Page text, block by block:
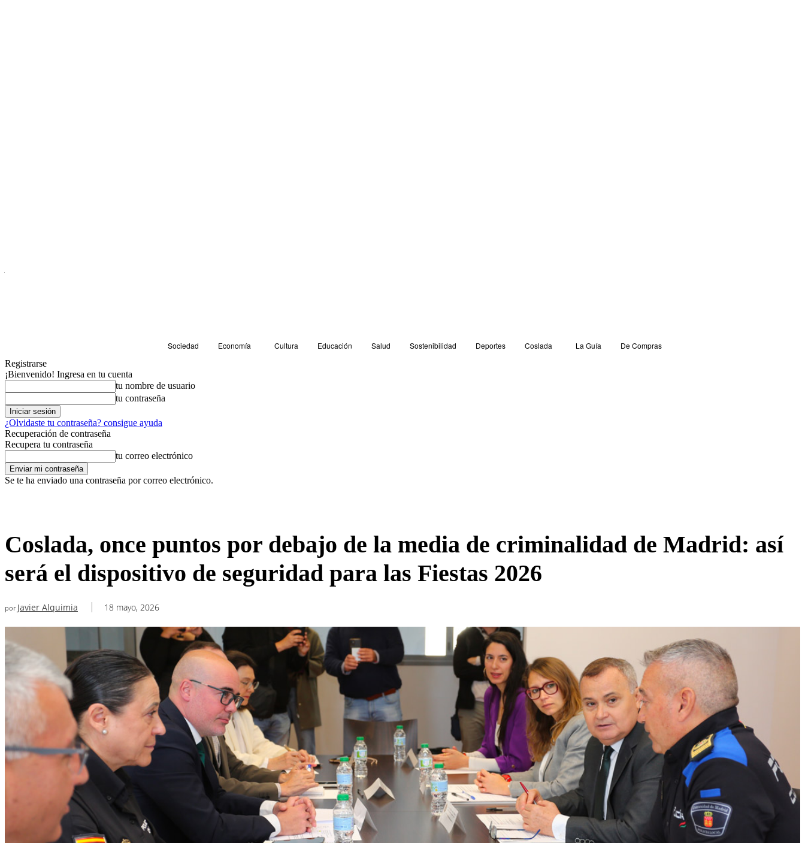
Sociedad Economía Cultura Educación Salud Sostenibilidad Deportes Coslada La Guía
De Compras
Registrarse
¡Bienvenido! Ingresa en tu cuenta
tu nombre de usuario
tu contraseña
¿Olvidaste tu contraseña? consigue ayuda
Recuperación de contraseña
Recupera tu contraseña
tu correo electrónico
Se te ha enviado una contraseña por correo electrónico.
Coslada, once puntos por debajo de la media de criminalidad de Madrid: así
será el dispositivo de seguridad para las Fiestas 2026
por Javier Alquimia 18 mayo, 2026